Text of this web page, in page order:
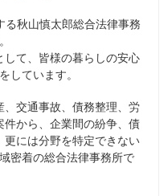
秋山慎太郎総合法律事務
て、皆様の暮らしの安心
しています。
交通事故、債務整理、労
から、企業間の紛争、債
には分野を特定できない
密着の総合法律事務所で